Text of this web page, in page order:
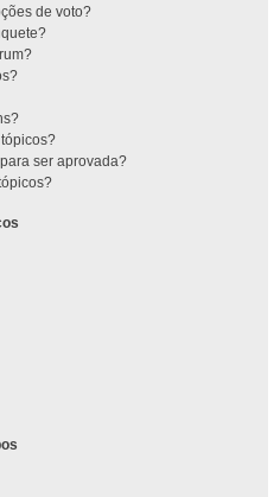
de voto?
ser aprovada?